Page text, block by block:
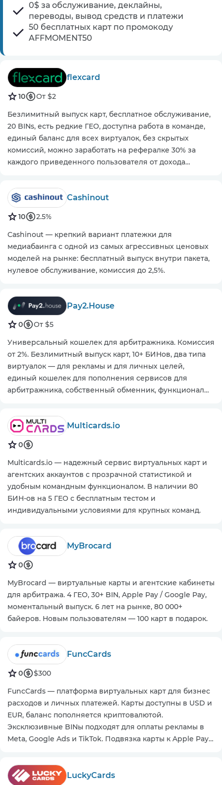
0$ за обслуживание, деклайны,
переводы, вывод средств и платежи
50 бесплатных карт по промокоду
AFFMOMENT50
flexcard
10
От $2
Безлимитный выпуск карт, бесплатное обслуживание,
20 BINs, есть редкие ГЕО, доступна работа в команде,
единый баланс для всех виртуалок, без скрытых
комиссий, можно заработать на рефералке 30% за
каждого приведенного пользователя от дохода
Cashinout
10
2.5%
Cashinout — крепкий вариант платежки для
медиабаинга с одной из самых агрессивных ценовых
моделей на рынке: бесплатный выпуск внутри пакета,
нулевое обслуживание, комиссия до 2,5%.
Pay2.House
0
От $5
Универсальный кошелек для арбитражника. Комиссия
от 2%. Безлимитный выпуск карт, 10+ БИНов, два типа
виртуалок — для рекламы и для личных целей,
единый кошелек для пополнения сервисов для
арбитражника, собственный обменник, функционал
Multicards.io
0
Multicards.io — надежный сервис виртуальных карт и
агентских аккаунтов с прозрачной статистикой и
удобным командным функционалом. В наличии 80
БИН-ов на 5 ГЕО с бесплатным тестом и
индивидуальными условиями для крупных команд.
MyBrocard
0
MyBrocard — виртуальные карты и агентские кабинеты
для арбитража. 4 ГЕО, 30+ BIN, Apple Pay / Google Pay,
моментальный выпуск. 6 лет на рынке, 80 000+
байеров. Новым пользователям — 100 карт в подарок.
FuncCards
0
$300
FuncCards — платформа виртуальных карт для бизнес
расходов и личных платежей. Карты доступны в USD и
EUR, баланс пополняется криптовалютой.
Эксклюзивные BINы подходят для оплаты рекламы в
Meta, Google Ads и TikTok. Подвязка карты к Apple Pay,
LuckyCards